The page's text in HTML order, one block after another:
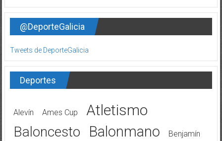
@DeporteGalicia
Tweets de DeporteGalicia
Deportes
Alevín Ames Cup Atletismo
Baloncesto Balonmano
Benjamín